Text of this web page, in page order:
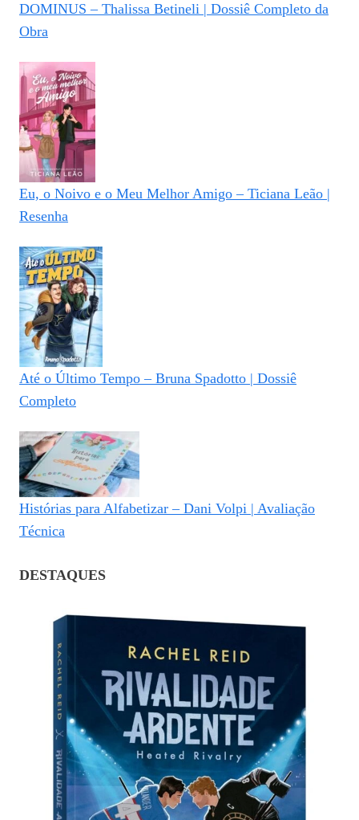
DOMINUS – Thalissa Betineli | Dossiê Completo da
Obra
Eu, o Noivo e o Meu Melhor Amigo – Ticiana Leão |
Resenha
Até o Último Tempo – Bruna Spadotto | Dossiê
Completo
Histórias para Alfabetizar – Dani Volpi | Avaliação
Técnica
DESTAQUES